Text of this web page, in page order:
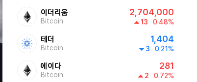
0500~0530
ABC스페셜_늙지 않는 한국인의 비밀
0530~0550
이더리움
Bitcoin
2,704,000
13 0.48%
테더
Bitcoin
1,404
3 0.21%
에이다
Bitcoin
281
2 0.72%